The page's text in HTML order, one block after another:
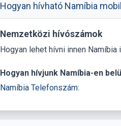
Hogyan hívható Namíbia
Nemzetközi hívószámok
Hogyan lehet hívni innen Namíbia
Hogyan hívjunk Namíbia-en
Namíbia Telefonszám: